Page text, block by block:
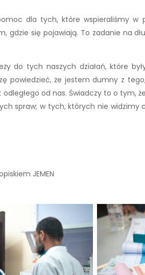
dla tych, które wspieraliśmy w
się pojawiają. To zadanie na
do tych naszych działań, które
powiedzieć, że jestem dumny z
od nas. Świadczy to o tym,
spraw; w tych, których nie widzimy
JEMEN